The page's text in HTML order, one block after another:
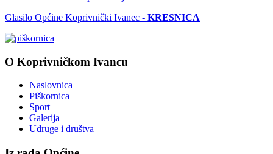
Glasilo Općine Koprivnički Ivanec - KRESNICA
O Koprivničkom Ivancu
Naslovnica
Piškornica
Sport
Galerija
Udruge i društva